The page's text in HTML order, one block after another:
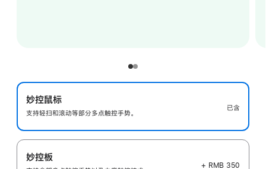
妙控鼠标
支持轻扫和滚动等部分多点触控手势。
已含
妙控板
+ RMB 350